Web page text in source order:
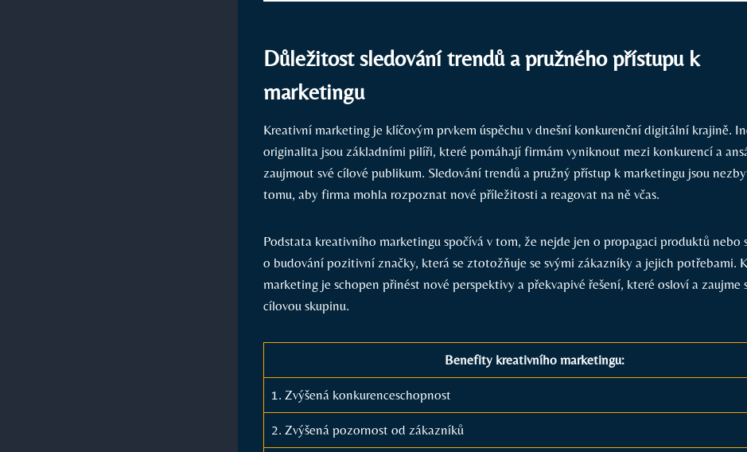
Důležitost sledování trendů a ‍pružného přístupu k
marketingu
Kreativní marketing je‍ klíčovým prvkem úspěchu v dnešní konkurenční⁣ digitální krajině.
originalita jsou základními pilíři, které pomáhají firmám vyniknout mezi konkurencí‌ a
zaujmout své cílové publikum. Sledování trendů a pružný přístup k marketingu jsou
tomu, aby‍ firma mohla‌ rozpoznat‌ nové ‍příležitosti a reagovat‌ na ‍ně včas.
Podstata kreativního ‍marketingu spočívá v tom, že nejde⁣ jen o propagaci produktů⁣ nebo
o ⁤budování pozitivní značky, která se ztotožňuje se svými zákazníky a ​jejich⁤ potřebami.
marketing ‍je schopen ⁣přinést nové perspektivy a⁢ překvapivé řešení, ⁣které osloví a zaujme
cílovou skupinu.
Benefity ⁣kreativního marketingu:
1. Zvýšená konkurenceschopnost
2. Zvýšená pozornost od zákazníků